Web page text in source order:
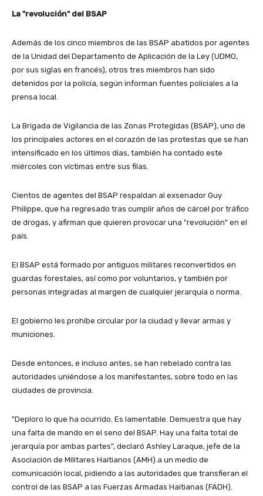
La "revolución" del BSAP
Además de los cinco miembros de las BSAP abatidos por agentes
de la Unidad del Departamento de Aplicación de la Ley (UDMO,
por sus siglas en francés), otros tres miembros han sido
detenidos por la policía, según informan fuentes policiales a la
prensa local.
La Brigada de Vigilancia de las Zonas Protegidas (BSAP), uno de
los principales actores en el corazón de las protestas que se han
intensificado en los últimos días, también ha contado este
miércoles con víctimas entre sus filas.
Cientos de agentes del BSAP respaldan al exsenador Guy
Philippe, que ha regresado tras cumplir años de cárcel por tráfico
de drogas, y afirman que quieren provocar una "revolución" en el
país.
El BSAP está formado por antiguos militares reconvertidos en
guardas forestales, así como por voluntarios, y también por
personas integradas al margen de cualquier jerarquía o norma.
El gobierno les prohíbe circular por la ciudad y llevar armas y
municiones.
Desde entonces, e incluso antes, se han rebelado contra las
autoridades uniéndose a los manifestantes, sobre todo en las
ciudades de provincia.
"Deploro lo que ha ocurrido. Es lamentable. Demuestra que hay
una falta de mando en el seno del BSAP. Hay una falta total de
jerarquía por ambas partes", declaró Ashley Laraque, jefe de la
Asociación de Militares Haitianos (AMH) a un medio de
comunicación local, pidiendo a las autoridades que transfieran el
control de las BSAP a las Fuerzas Armadas Haitianas (FADH).